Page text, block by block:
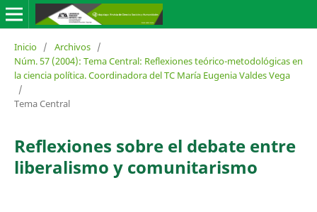
Inicio / Archivos /
Núm. 57 (2004): Tema Central: Reflexiones teórico-metodológicas en
la ciencia política. Coordinadora del TC María Eugenia Valdes Vega
/
Tema Central
Reflexiones sobre el debate entre
liberalismo y comunitarismo